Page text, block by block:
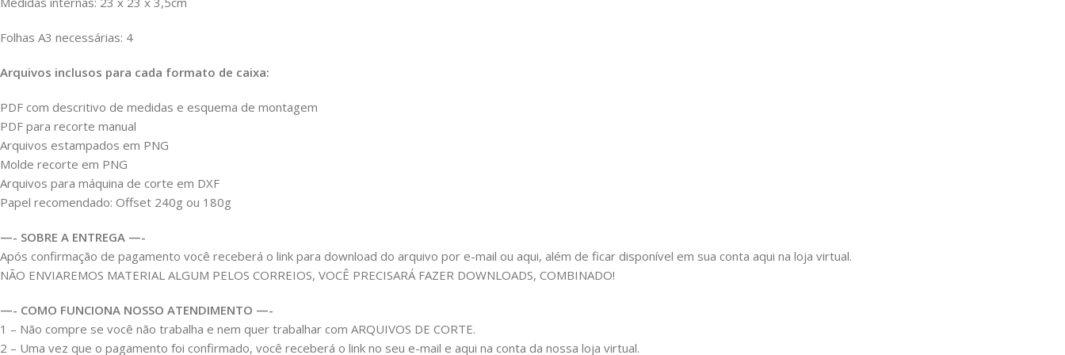
Folhas A3 necessárias: 4
Arquivos inclusos para cada formato de caixa:
PDF com descritivo de medidas e esquema de montagem
PDF para recorte manual
Arquivos estampados em PNG
Molde recorte em PNG
Arquivos para máquina de corte em DXF
Papel recomendado: Offset 240g ou 180g
—- SOBRE A ENTREGA —-
Após confirmação de pagamento você receberá o link para download do arquivo por e-mail ou aqui, além de ficar disponível em sua conta aqui na loja virtual.
NÃO ENVIAREMOS MATERIAL ALGUM PELOS CORREIOS, VOCÊ PRECISARÁ FAZER DOWNLOADS, COMBINADO!
—- COMO FUNCIONA NOSSO ATENDIMENTO —-
1 – Não compre se você não trabalha e nem quer trabalhar com ARQUIVOS DE CORTE.
2 – Uma vez que o pagamento foi confirmado, você receberá o link no seu e-mail e aqui na conta da nossa loja virtual.